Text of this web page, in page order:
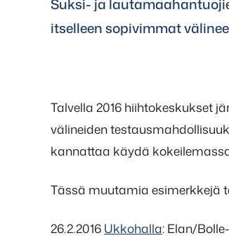
itselleen sopivimmat
Talvella 2016 hiihtokeskukset
välineiden
kannattaa käydä
Tässä muutamia esimerkkejä
26.2.2016 Ukkohalla: Elan/